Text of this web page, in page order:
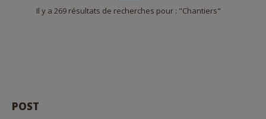
Il y a 269 résultats de recherches pour : "Chantiers"
POST